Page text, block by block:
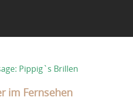
Pippig`s Brillen
im Fernsehen